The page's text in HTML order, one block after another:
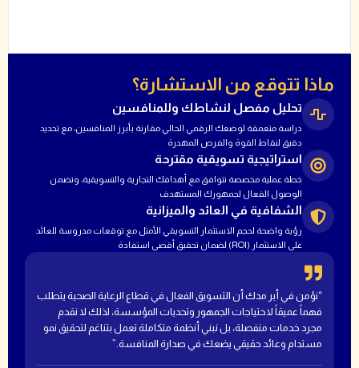
ماذا تتوقع من الاستشارة؟
تحليل مفصل لنشاطك وللمنافسين
دراسة متعمقة لوضعك الرقمي الحالي مقارنة بأبرز المنافسين، مع تحديد
دقيق لنقاط القوة والفرص المهدرة
استراتيجية تسويقية مقترحة
خطة عملية مخصصة تتوافق مع أهدافك التجارية والتسويقية، وتضمن
الوصول الفعال لجمهورك المستهدف
الشفافية في العائد والميزانية
رؤية واضحة لحجم الاستثمار التسويقي الأمثل مع توقعات مدروسة للعائد
على الاستثمار (ROI) لضمان تحقيق أقصى استفادة
“نؤمن في أبر مدك أن التسويق الفعال في قطاع الرعاية الصحية يتطلب
فهماً عميقاً لاحتياجات الجمهور وتحديات المؤسسة، لذلك لا نقدم
مجرد خدمات منفصلة، بل نبني أنظمة متكاملة تعمل بتناغم لتحقيق نمو
مستدام وعائد حقيقي يضعك في صدارة المنافسة.”